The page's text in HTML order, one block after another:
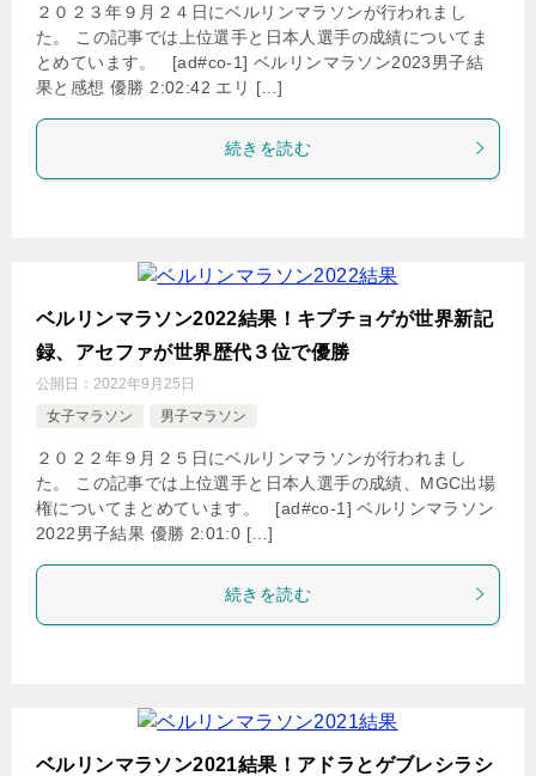
２０２３年９月２４日にベルリンマラソンが行われまし
た。 この記事では上位選手と日本人選手の成績についてま
とめています。 [ad#co-1] ベルリンマラソン2023男子結
果と感想 優勝 2:02:42 エリ […]
続きを読む
ベルリンマラソン2022結果！キプチョゲが世界新記
録、アセファが世界歴代３位で優勝
公開日： 2022年9月25日
女子マラソン
男子マラソン
２０２２年９月２５日にベルリンマラソンが行われまし
た。 この記事では上位選手と日本人選手の成績、MGC出場
権についてまとめています。 [ad#co-1] ベルリンマラソン
2022男子結果 優勝 2:01:0 […]
続きを読む
ベルリンマラソン2021結果！アドラとゲブレシラシ